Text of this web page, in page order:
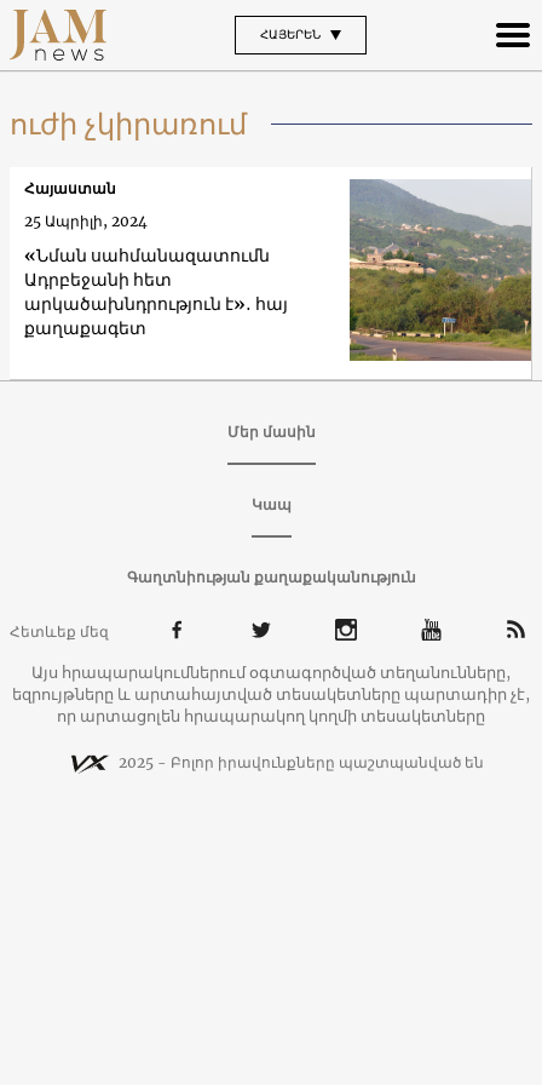
ՀԱՅԵՐԵՆ
ուժի չկիրառում
«Նման սահմանազատումն
Ադրբեջանի հետ
արկածախնդրություն է»․ հայ
քաղաքագետ
Հայաստան
25 Ապրիլի, 2024
Մեր մասին
Կապ
Գաղտնիության քաղաքականություն
Հետևեք մեզ
Այս հրապարակումներում օգտագործված տեղանունները,
եզրույթները և արտահայտված տեսակետները պարտադիր չէ,
որ արտացոլեն հրապարակող կողմի տեսակետները
2025 - Բոլոր իրավունքները պաշտպանված են